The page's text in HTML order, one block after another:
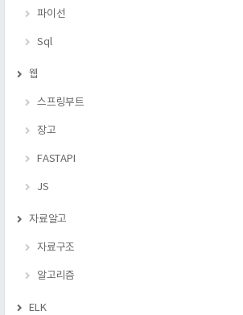
파이선
Sql
웹
스프링부트
장고
FASTAPI
JS
자료알고
자료구조
알고리즘
ELK